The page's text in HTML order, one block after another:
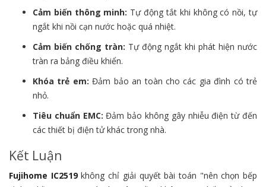
Cảm biến thông minh: Tự động tắt khi không có nồi, tự
ngắt khi nồi cạn nước hoặc quá nhiệt.
Cảm biến chống tràn: Tự động ngắt khi phát hiện nước
tràn ra bảng điều khiển.
Khóa trẻ em: Đảm bảo an toàn cho các gia đình có trẻ
nhỏ.
Tiêu chuẩn EMC: Đảm bảo không gây nhiễu điện từ đến
các thiết bị điện tử khác trong nhà.
Kết Luận
Fujihome IC2519không chỉ giải quyết bài toán "nên chọn bếp